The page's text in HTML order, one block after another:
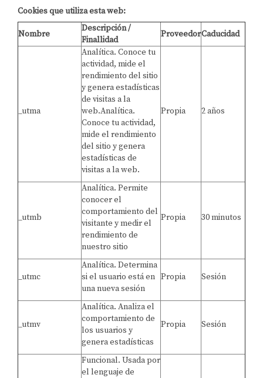
Cookies que utiliza esta web:
Nombre
Descripción /
Finallidad
ProveedorCaducidad
_utma
Analítica. Conoce tu
actividad, mide el
rendimiento del sitio
y genera estadísticas
de visitas a la
web.Analítica.
Conoce tu actividad,
mide el rendimiento
del sitio y genera
estadísticas de
visitas a la web.
Propia 2 años
_utmb
Analítica. Permite
conocer el
comportamiento del
visitante y medir el
rendimiento de
nuestro sitio
Propia 30 minutos
_utmc
Analítica. Determina
si el usuario está en
una nueva sesión
Propia Sesión
_utmv
Analítica. Analiza el
comportamiento de
los usuarios y
genera estadísticas
Propia Sesión
Funcional. Usada por
el lenguaje de